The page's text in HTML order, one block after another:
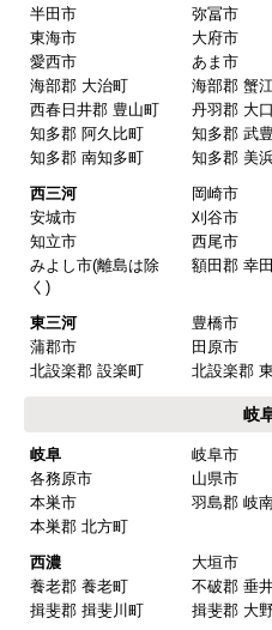
予定の期日までに商品が届き
商品の梱包は必要十分なもの
はい
【注文商品】換気
【このショップを選んだ
た
【注文からどのくらいで
【その他感想・コメント
半田市
弥冨市
東海市
大府市
愛西市
あま市
海部郡 大治町
海部郡 蟹
西春日井郡 豊山町
丹羽郡 大
知多郡 阿久比町
知多郡 武
知多郡 南知多町
知多郡 美
西三河
岡崎市
安城市
刈谷市
知立市
西尾市
みよし市(離島は除
く)
額田郡 幸
東三河 豊橋市
蒲郡市
田原市
北設楽郡 設楽町
北設楽郡
岐
岐阜 岐阜市
各務原市
山県市
本巣市
羽島郡 岐
本巣郡 北方町
西濃
大垣市
養老郡 養老町
不破郡 垂
揖斐郡 揖斐川町
揖斐郡 大